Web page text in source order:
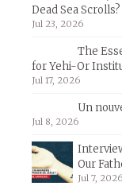
Dead Sea
Jul 23, 2026
The
for Yehi-Or
Jul 17, 2026
Un
Jul 8, 2026
Our
Jul 7, 2026